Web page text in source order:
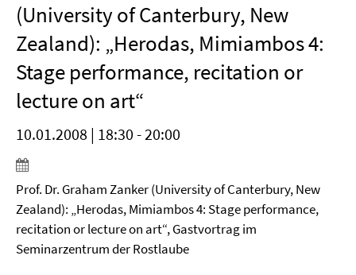
(University of Canterbury, New
Zealand): „Herodas, Mimiambos 4:
Stage performance, recitation or
lecture on art“
10.01.2008 | 18:30 - 20:00
Prof. Dr. Graham Zanker (University of Canterbury, New
Zealand): „Herodas, Mimiambos 4: Stage performance,
recitation or lecture on art“, Gastvortrag im
Seminarzentrum der Rostlaube